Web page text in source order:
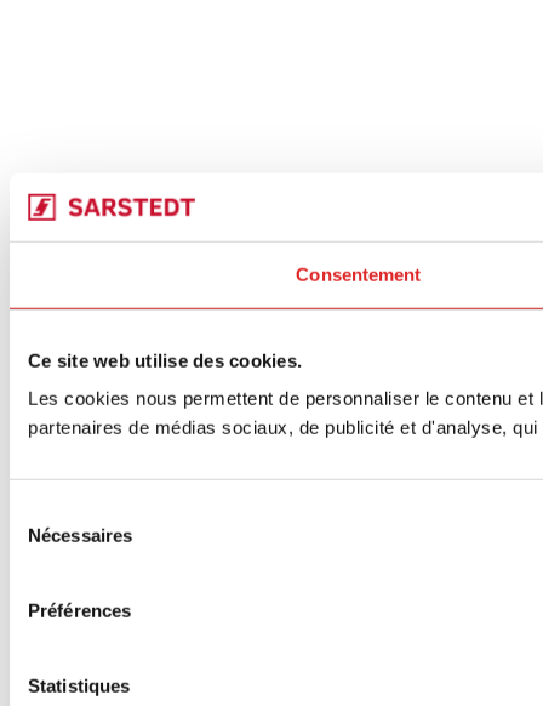
Consentement
Ce site web utilise des cookies.
Les cookies nous permettent de personnaliser le contenu
partenaires de médias sociaux, de publicité et d'analyse,
Nécessaires
Préférences
Statistiques